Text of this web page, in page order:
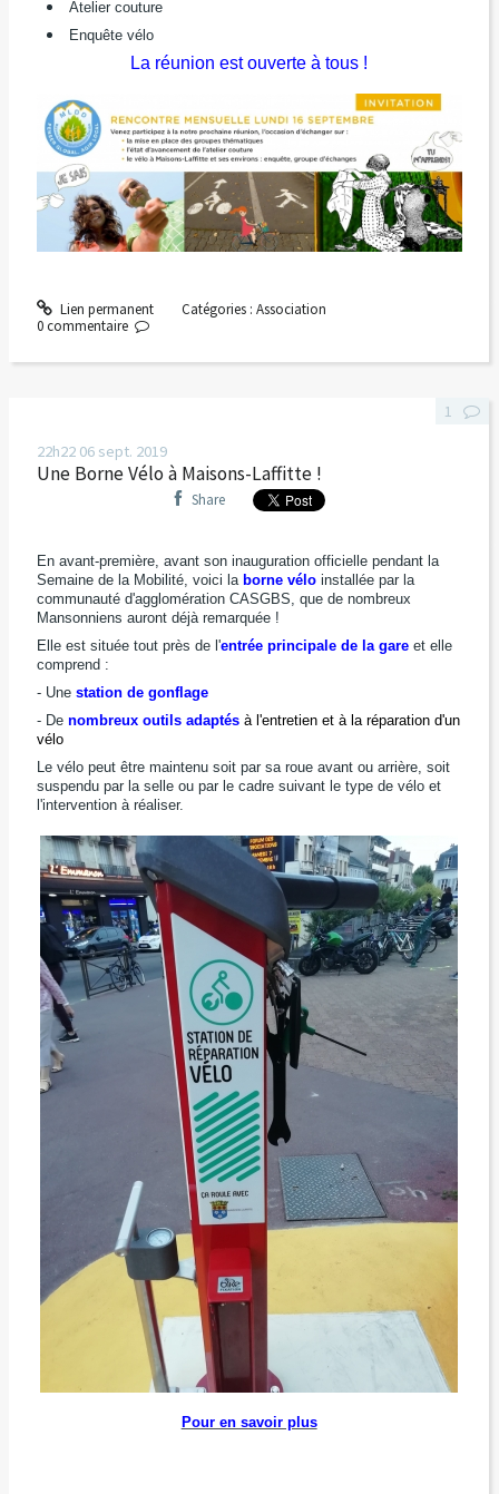
Atelier couture
Enquête vélo
La réunion est ouverte à tous !
Lien permanent Catégories : Association
0 commentaire
22h22 06 sept. 2019
Une Borne Vélo à Maisons-Laffitte !
Share
En avant-première, avant son inauguration officielle pendant la
Semaine de la Mobilité, voici la borne vélo installée par la
communauté d'agglomération CASGBS, que de nombreux
Mansonniens auront déjà remarquée !
Elle est située tout près de l'entrée principale de la gareet elle
comprend :
- Une station de gonflage
- De nombreux outils adaptésà l'entretien et à la réparation d'un
vélo
Le vélo peut être maintenu soit par sa roue avant ou arrière, soit
suspendu par la selle ou par le cadre suivant le type de vélo et
l'intervention à réaliser.
Pour en savoir plus
1